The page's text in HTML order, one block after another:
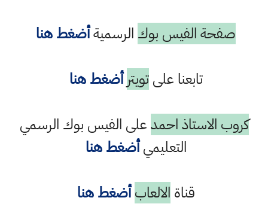
صفحة الفيس بوك الرسميةأضغط هنا
تابعنا علىتويتر أضغط هنا
كروب الاستاذ احمدعلى الفيس بوك الرسمي
التعليميأضغط هنا
قناة الالعاب أضغط هنا